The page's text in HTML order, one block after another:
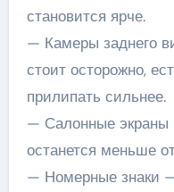
становится ярче.
— Камеры заднего
стоит осторожно,
прилипать сильнее.
— Салонные экраны
останется меньше
— Номерные знаки